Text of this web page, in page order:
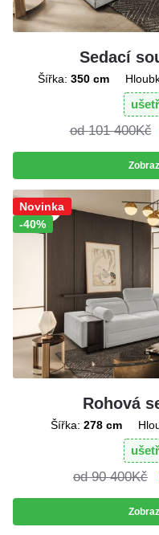
Sedací
Šířka: 350 cm
101 400Kč
Sleva!
-40%
Novinka
Rohová
Šířka: 278 cm
90 400Kč